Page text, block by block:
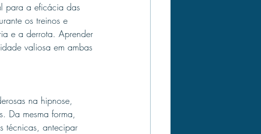
para a eficácia das
os treinos e
e a derrota. Aprender
valiosa em ambas
na hipnose,
Da mesma forma,
técnicas, antecipar